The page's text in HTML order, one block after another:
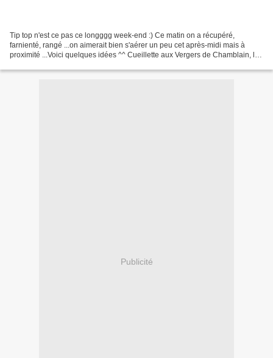
Tip top n'est ce pas ce longggg week-end :) Ce matin on a récupéré,
farnienté, rangé ...on aimerait bien s'aérer un peu cet après-midi mais à
proximité ...Voici quelques idées ^^ Cueillette aux Vergers de Chamblain, le
Publicité